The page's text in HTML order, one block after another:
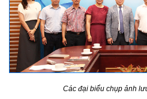
Các đại biểu chụp ảnh